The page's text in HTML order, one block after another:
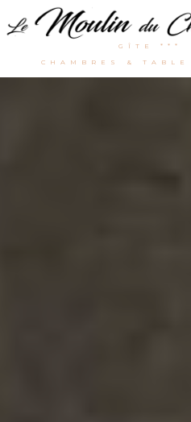
GÎTE ***
CHAMBRES & TABLE